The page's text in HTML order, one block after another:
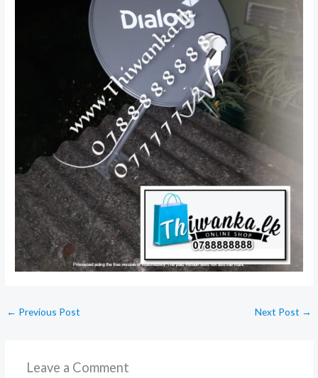
← Previous Post Next Post →
Leave a Comment